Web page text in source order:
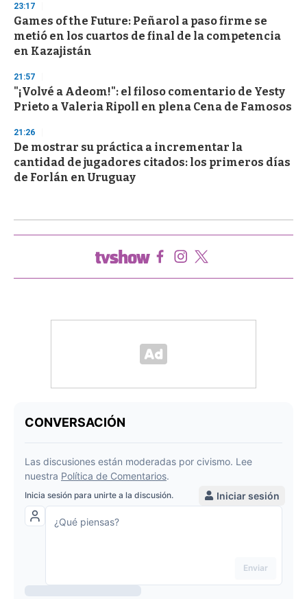
23:17
Games of the Future: Peñarol a paso firme se
metió en los cuartos de final de la competencia
en Kazajistán
21:57
"¡Volvé a Adeom!": el filoso comentario de Yesty
Prieto a Valeria Ripoll en plena Cena de Famosos
21:26
De mostrar su práctica a incrementar la
cantidad de jugadores citados: los primeros días
de Forlán en Uruguay